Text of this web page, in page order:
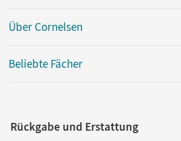
Über Cornelsen
Beliebte Fächer
Rückgabe und Erstattung